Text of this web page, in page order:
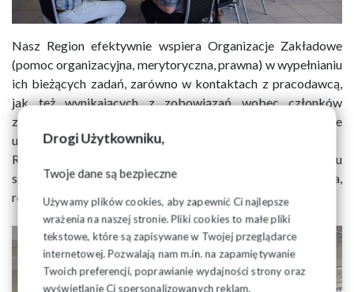
Drogi Użytkowniku,
Twoje dane są bezpieczne
Używamy plików cookies, aby zapewnić Ci najlepsze
wrażenia na naszej stronie. Pliki cookies to małe pliki
tekstowe, które są zapisywane w Twojej przeglądarce
internetowej. Pozwalają nam m.in. na zapamiętywanie
Twoich preferencji, poprawianie wydajności strony oraz
wyświetlanie Ci spersonalizowanych reklam.
Nasz Region efektywnie wspiera Organizacje Zakładowe
(pomoc organizacyjna, merytoryczna, prawna) w wypełnianiu
ich bieżących zadań, zarówno w kontaktach z pracodawcą,
jak też wynikających z zobowiązań wobec członków
związku. Działacze związkowi nabywają stosowne
umiejętności w kierunkowym cyklu szkoleń.
Region Podlaski jest bardzo aktywny w promowaniu dialogu
społecznego, godnej pracy i stabilnych form zatrudnienia,
realizuje szereg konferencji i akcji promocyjnych.